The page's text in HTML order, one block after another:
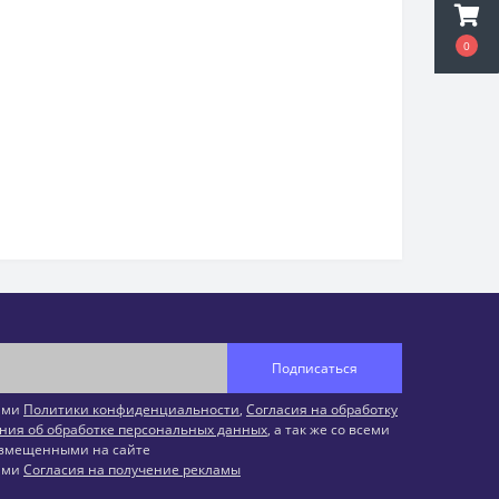
0
Подписаться
Политики конфиденциальности, Согласия на обработку
об обработке персональных данных, а так же со всеми
на сайте
Согласия на получение рекламы